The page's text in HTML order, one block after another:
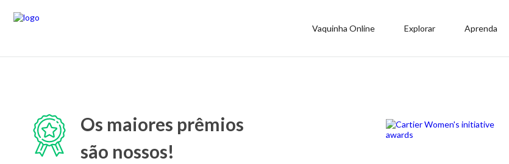
Vaquinha Online Explorar Aprenda
Os maiores prêmios
são nossos!